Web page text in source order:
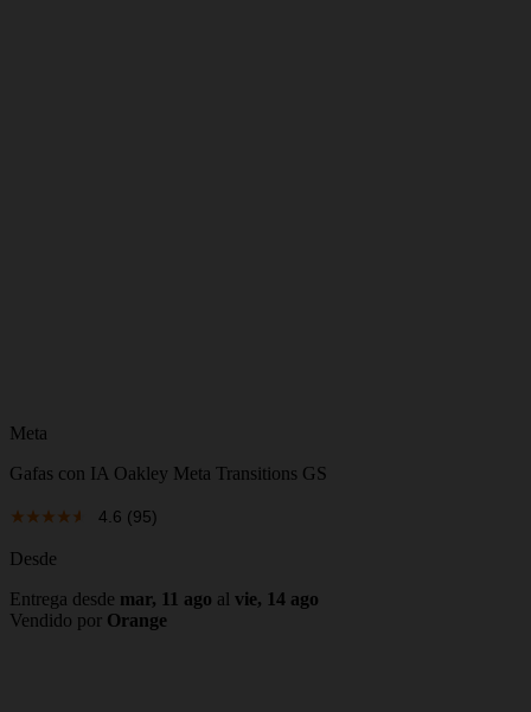
Meta
Gafas con IA Oakley Meta Transitions GS
4.6 (95)
Desde
Entrega desde mar, 11 ago al vie, 14 ago
Vendido por Orange